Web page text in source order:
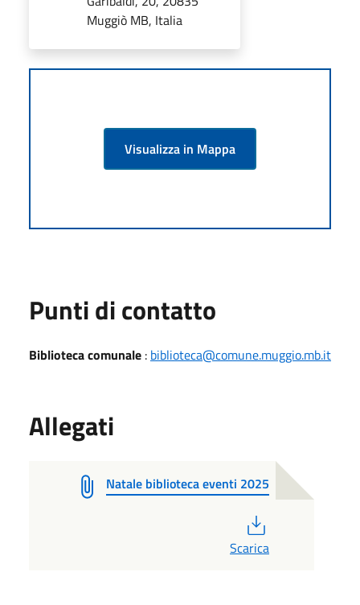
Muggiò MB, Italia
Visualizza in Mappa
Punti di contatto
Biblioteca comunale : biblioteca@comune.muggio.mb.it
Allegati
Natale biblioteca eventi 2025
Scarica